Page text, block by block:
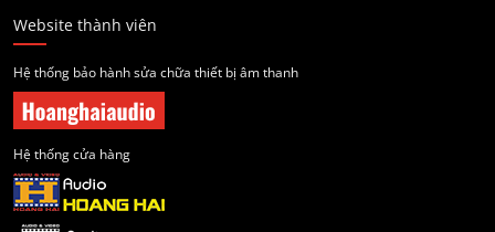
Website thành viên
Hệ thống bảo hành sửa chữa thiết bị âm thanh
Hệ thống cửa hàng